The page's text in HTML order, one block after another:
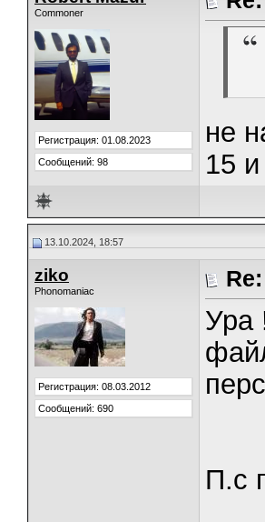
Commoner
Регистрация: 01.08.2023
Сообщений: 98
не
15
13.10.2024, 18:57
ziko
Phonomaniac
Регистрация: 08.03.2012
Сообщений: 690
Ура
П.с